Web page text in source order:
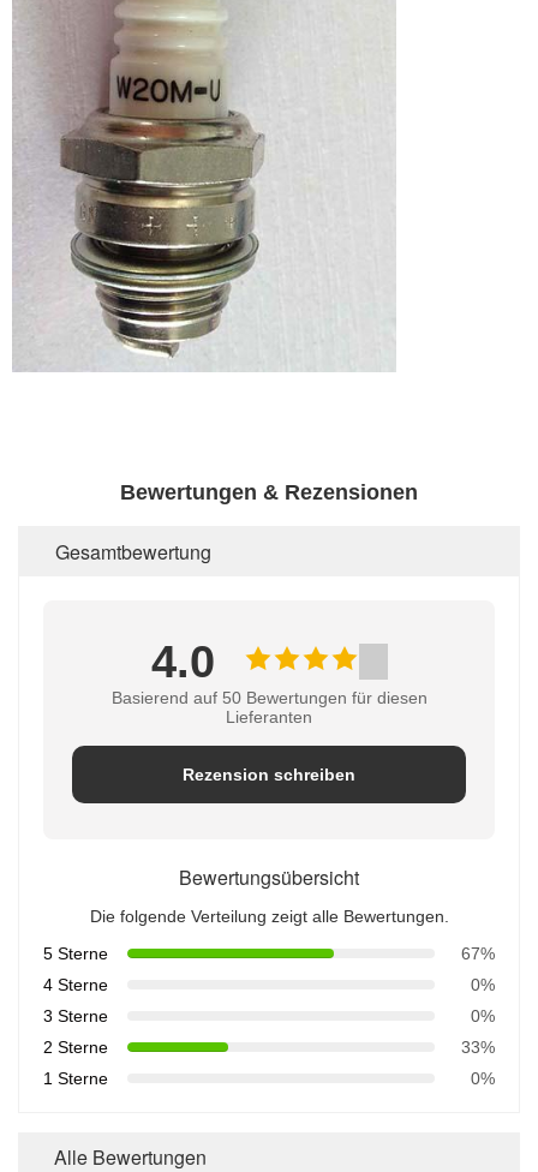
Bewertungen & Rezensionen
Gesamtbewertung
4.0
Basierend auf 50 Bewertungen für diesen
Lieferanten
Rezension schreiben
Bewertungsübersicht
Die folgende Verteilung zeigt alle Bewertungen.
5 Sterne
67%
4 Sterne
0%
3 Sterne
0%
2 Sterne
33%
1 Sterne
0%
Alle Bewertungen